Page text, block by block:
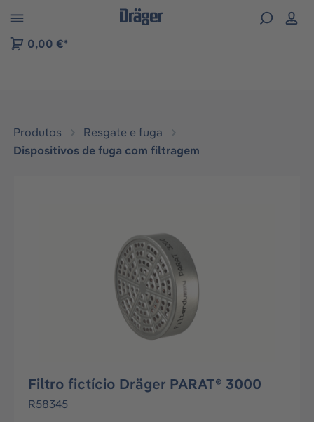
to B2B platform navigation
0,00 €*
Produtos
Resgate e fuga
Dispositivos de fuga com filtragem
Filtro fictício Dräger PARAT® 3000
R58345